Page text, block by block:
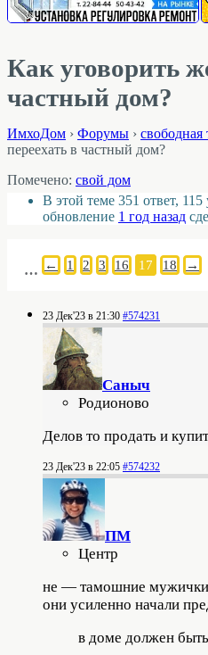
Как уговорить
частный дом?
ИмхоДом › Форумы › свободная
переехать в частный дом?
Помечено: свой дом
В этой теме 351 ответ,
обновление 1 год назад
← 1 2 3
… 16 17 18 →
23 Дек'23 в 21:30 #574231
Саныч
Родионово
Делов то продать и
23 Дек'23 в 22:05 #574232
ПМ
Центр
не — тамошние
они усиленно начали
в доме должен